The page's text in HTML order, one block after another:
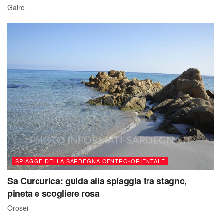
Gairo
SPIAGGE DELLA SARDEGNA CENTRO-ORIENTALE
Sa Curcurica: guida alla spiaggia tra stagno,
pineta e scogliere rosa
Orosei